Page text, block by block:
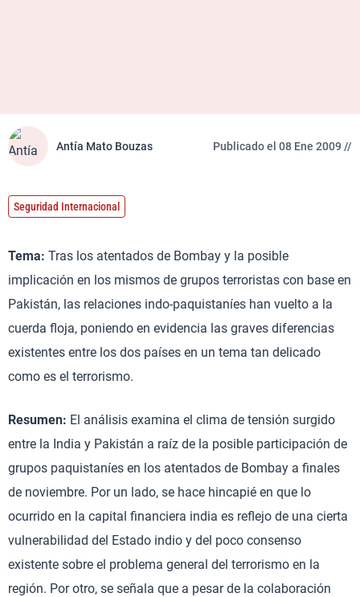
Antía Mato Bouzas Publicado el 08 Ene 2009 //
Seguridad Internacional
Tema: Tras los atentados de Bombay y la posible
implicación en los mismos de grupos terroristas con base en
Pakistán, las relaciones indo-paquistaníes han vuelto a la
cuerda floja, poniendo en evidencia las graves diferencias
existentes entre los dos países en un tema tan delicado
como es el terrorismo.
Resumen: El análisis examina el clima de tensión surgido
entre la India y Pakistán a raíz de la posible participación de
grupos paquistaníes en los atentados de Bombay a finales
de noviembre. Por un lado, se hace hincapié en que lo
ocurrido en la capital financiera india es reflejo de una cierta
vulnerabilidad del Estado indio y del poco consenso
existente sobre el problema general del terrorismo en la
región. Por otro, se señala que a pesar de la colaboración